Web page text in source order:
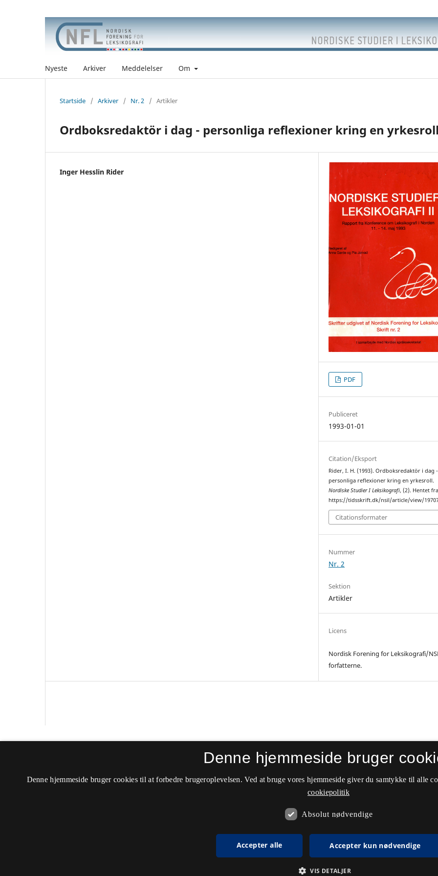
Nyeste Arkiver Meddelelser Om
Startside / Arkiver / Nr. 2 / Artikler
Ordboksredaktör i dag - personliga reflexioner kring en yrkesroll
Inger Hesslin Rider
PDF
Publiceret
1993-01-01
Citation/Eksport
Rider, I. H. (1993). Ordboksredaktör i dag -
personliga reflexioner kring en yrkesroll.
Nordiske Studier I Leksikografi, (2). Hentet fra
https://tidsskrift.dk/nsil/article/view/
Citationsformater
Nummer
Nr. 2
Sektion
Artikler
Licens
Nordisk Forening for Leksikografi/
forfatterne.
ISSN 2246-7823 (Online)
Denne hjemmeside bruger
Denne hjemmeside bruger cookies til at forbedre brugeroplevelsen. Ved at bruge vores hjemmeside giver du samtykke til alle
cookiepolitik
Absolut nødvendige
Accepter alle Accepter kun nødvendige
VIS DETALJER